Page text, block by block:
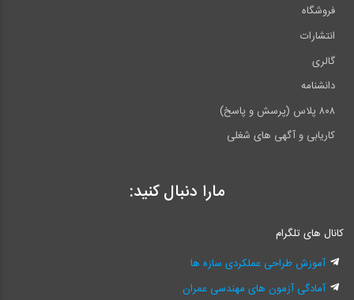
فروشگاه
انتشارات
گالری
دانشنامه
۸۰۸ پلاس (پرسش و پاسخ)
کاریابی و آگهی های شغلی
مارا دنبال کنید:
کانال های تلگرام
آموزش طراحی عملکردی سازه ها
آمادگی آزمون های مهندسی عمران